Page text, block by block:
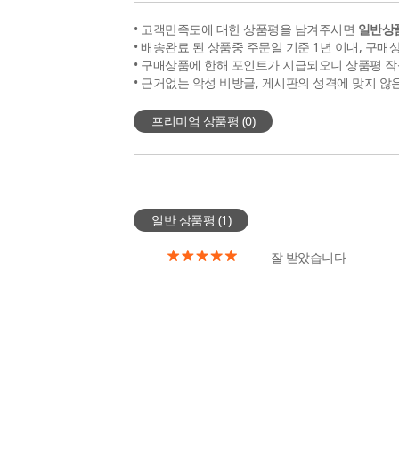
• 고객만족도에 대한 상품평을 남겨주시면 일반상
• 배송완료 된 상품중 주문일 기준 1년 이내, 구매
• 구매상품에 한해 포인트가 지급되오니 상품평
• 근거없는 악성 비방글, 게시판의 성격에 맞지
프리미엄 상품평 (0)
일반 상품평 (1)
잘 받았습니다